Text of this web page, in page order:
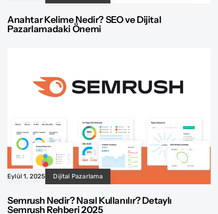
Anahtar Kelime Nedir? SEO ve Dijital
Pazarlamadaki Önemi
Eylül 1, 2025 Dijital Pazarlama
Semrush Nedir? Nasıl Kullanılır? Detaylı
Semrush Rehberi 2025